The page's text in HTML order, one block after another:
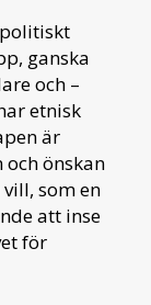
ganska
och­ –
etnisk
är
önskan
som en
att inse
för